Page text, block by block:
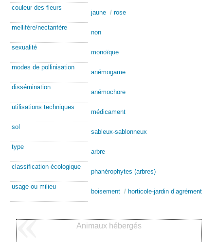
couleur des fleurs
jaune / rose
mellifère/nectarifère
non
sexualité
monoïque
modes de pollinisation
anémogame
dissémination
anémochore
utilisations techniques
médicament
sol
sableux-sablonneux
type
arbre
classification écologique
phanérophytes (arbres)
usage ou milieu
boisement / horticole-jardin d’agrément
Animaux hébergés